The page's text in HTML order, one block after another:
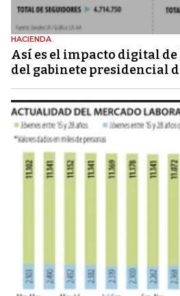
HACIENDA
Así es el impacto digital
del gabinete presidencial